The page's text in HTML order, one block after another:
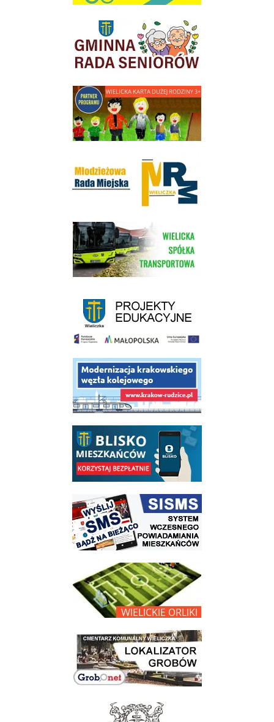
link do strony Gminnej Rady Seniorow - Wieliczka
link do strony - Wielicka Karta Dużej Rodziny
link do strony Wielickiej Spółki Transportowej
link do opisu projektu budowy linii kolejowej Krakow Rudzice
link do opisu aplikacji - BLISKO, Gmina Wieliczka w aplikacji Blisko
link do strony systemu wczesnego ostrzegania mieszkańców SISMS
link do opisu projektu Wielickie Orliki
link do lokalizatora grobów na wielickim cmentarzu - grobnet
link do strony - Muzeum Żup Krakowskich Wieliczka